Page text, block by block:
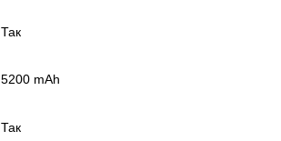
Так
5200 mAh
Так